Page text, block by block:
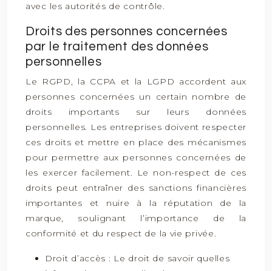
avec les autorités de contrôle.
Droits des personnes concernées
par le traitement des données
personnelles
Le RGPD, la CCPA et la LGPD accordent aux
personnes concernées un certain nombre de
droits importants sur leurs données
personnelles. Les entreprises doivent respecter
ces droits et mettre en place des mécanismes
pour permettre aux personnes concernées de
les exercer facilement. Le non-respect de ces
droits peut entraîner des sanctions financières
importantes et nuire à la réputation de la
marque, soulignant l’importance de la
conformité et du respect de la vie privée.
Droit d’accès : Le droit de savoir quelles